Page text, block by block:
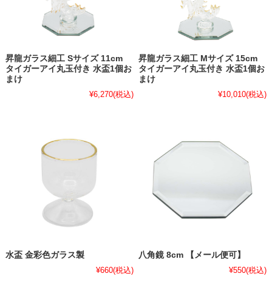
昇龍ガラス細工 Sサイズ 11cm
タイガーアイ丸玉付き 水盃1個お
まけ
¥6,270(税込)
昇龍ガラス細工 Mサイズ 15cm
タイガーアイ丸玉付き 水盃1個お
まけ
¥10,010(税込)
水盃 金彩色ガラス製
¥660(税込)
八角鏡 8cm 【メール便可】
¥550(税込)